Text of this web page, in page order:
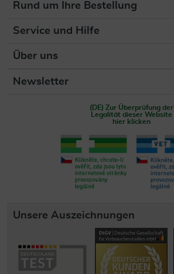
Rund um Ihre Bestellung
Service und Hilfe
Über uns
Newsletter
(DE) Zur Überprüfung der
Legalität dieser Website
hier klicken
Unsere Auszeichnungen